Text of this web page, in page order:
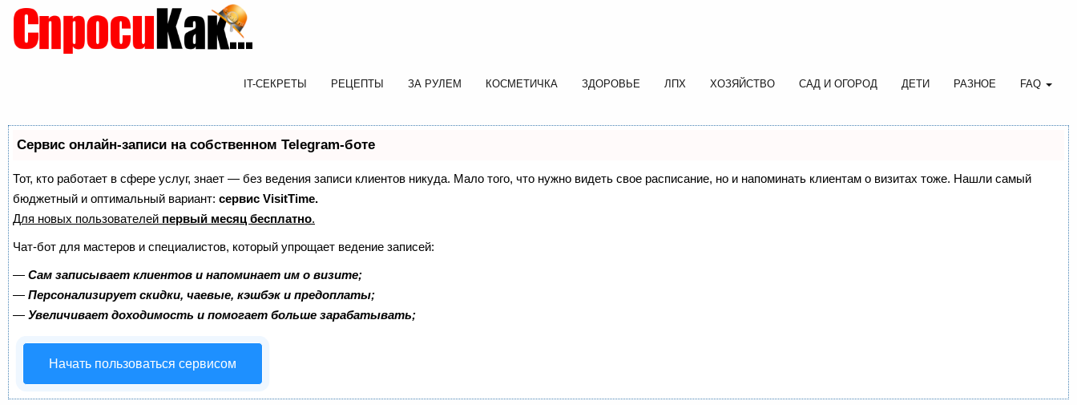
IT-СЕКРЕТЫ РЕЦЕПТЫ ЗА РУЛЕМ КОСМЕТИЧКА ЗДОРОВЬЕ ЛПХ ХОЗЯЙСТВО САД И ОГОРОД ДЕТИ РАЗНОЕ FAQ
Сервис онлайн-записи на собственном Telegram-боте
Тот, кто работает в сфере услуг, знает — без ведения записи клиентов никуда. Мало того, что нужно видеть свое расписание, но и напоминать клиентам о визитах тоже. Нашли самый
бюджетный и оптимальный вариант: сервис VisitTime.
Для новых пользователей первый месяц бесплатно.
Чат-бот для мастеров и специалистов, который упрощает ведение записей:
— Сам записывает клиентов и напоминает им о визите;
— Персонализирует скидки, чаевые, кэшбэк и предоплаты;
— Увеличивает доходимость и помогает больше зарабатывать;
Начать пользоваться сервисом